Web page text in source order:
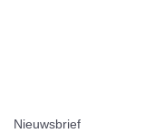
Nieuwsbrief